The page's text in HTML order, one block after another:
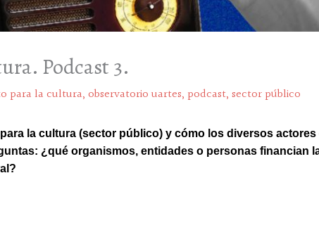
Podcast 3.
para la cultura, observatorio uartes, podcast, sector público
la cultura (sector público) y cómo los diversos actores
¿qué organismos, entidades o personas financian